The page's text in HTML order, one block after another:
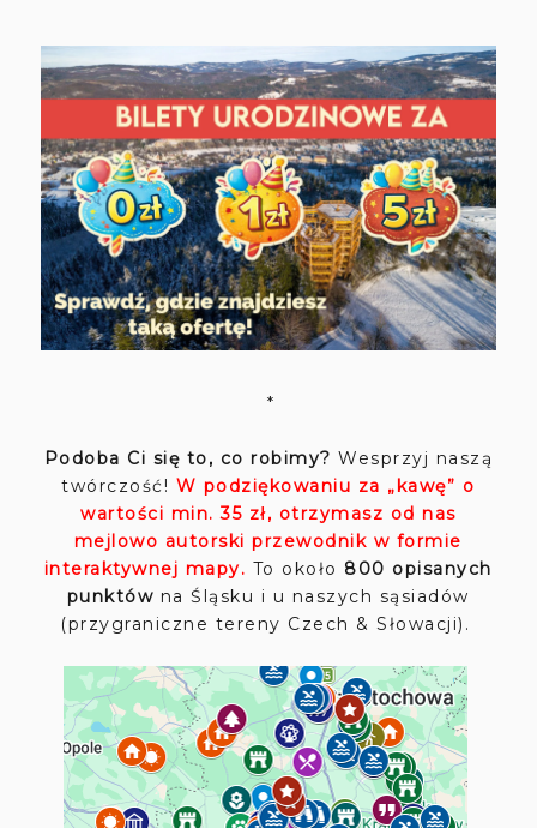
*
Podoba Ci się to, co robimy?Wesprzyj naszą
twórczość! W podziękowaniu za „kawę” o
wartości min. 35 zł, otrzymasz od nas
mejlowo autorski przewodnik w formie
interaktywnej mapy. To około 800 opisanych
punktów na Śląsku i u naszych sąsiadów
(przygraniczne tereny Czech & Słowacji).